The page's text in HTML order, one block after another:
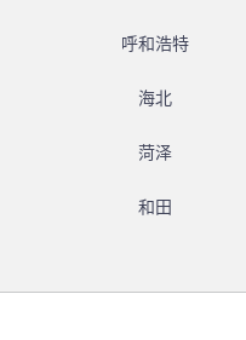
呼和浩特
海北
菏泽
和田